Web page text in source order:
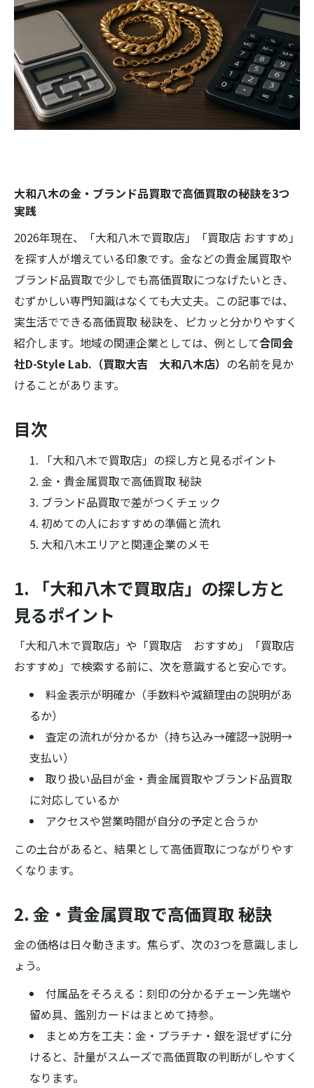
大和八木の金・ブランド品買取で高価買取の秘訣を3つ
実践
2026年現在、「大和八木で買取店」「買取店 おすすめ」
を探す人が増えている印象です。金などの貴金属買取や
ブランド品買取で少しでも高価買取につなげたいとき、
むずかしい専門知識はなくても大丈夫。この記事では、
実生活でできる高価買取 秘訣を、ピカッと分かりやすく
紹介します。地域の関連企業としては、例として合同会
社D-Style Lab.（買取大吉 大和八木店） の名前を見か
けることがあります。
目次
「大和八木で買取店」の探し方と見るポイント
金・貴金属買取で高価買取 秘訣
ブランド品買取で差がつくチェック
初めての人におすすめの準備と流れ
大和八木エリアと関連企業のメモ
1. 「大和八木で買取店」の探し方と
見るポイント
「大和八木で買取店」や「買取店 おすすめ」「買取店
おすすめ」で検索する前に、次を意識すると安心です。
料金表示が明確か（手数料や減額理由の説明があ
るか）
査定の流れが分かるか（持ち込み→確認→説明→
支払い）
取り扱い品目が金・貴金属買取やブランド品買取
に対応しているか
アクセスや営業時間が自分の予定と合うか
この土台があると、結果として高価買取につながりやす
くなります。
2. 金・貴金属買取で高価買取 秘訣
金の価格は日々動きます。焦らず、次の3つを意識しまし
ょう。
付属品をそろえる：刻印の分かるチェーン先端や
留め具、鑑別カードはまとめて持参。
まとめ方を工夫：金・プラチナ・銀を混ぜずに分
けると、計量がスムーズで高価買取の判断がしやすく
なります。